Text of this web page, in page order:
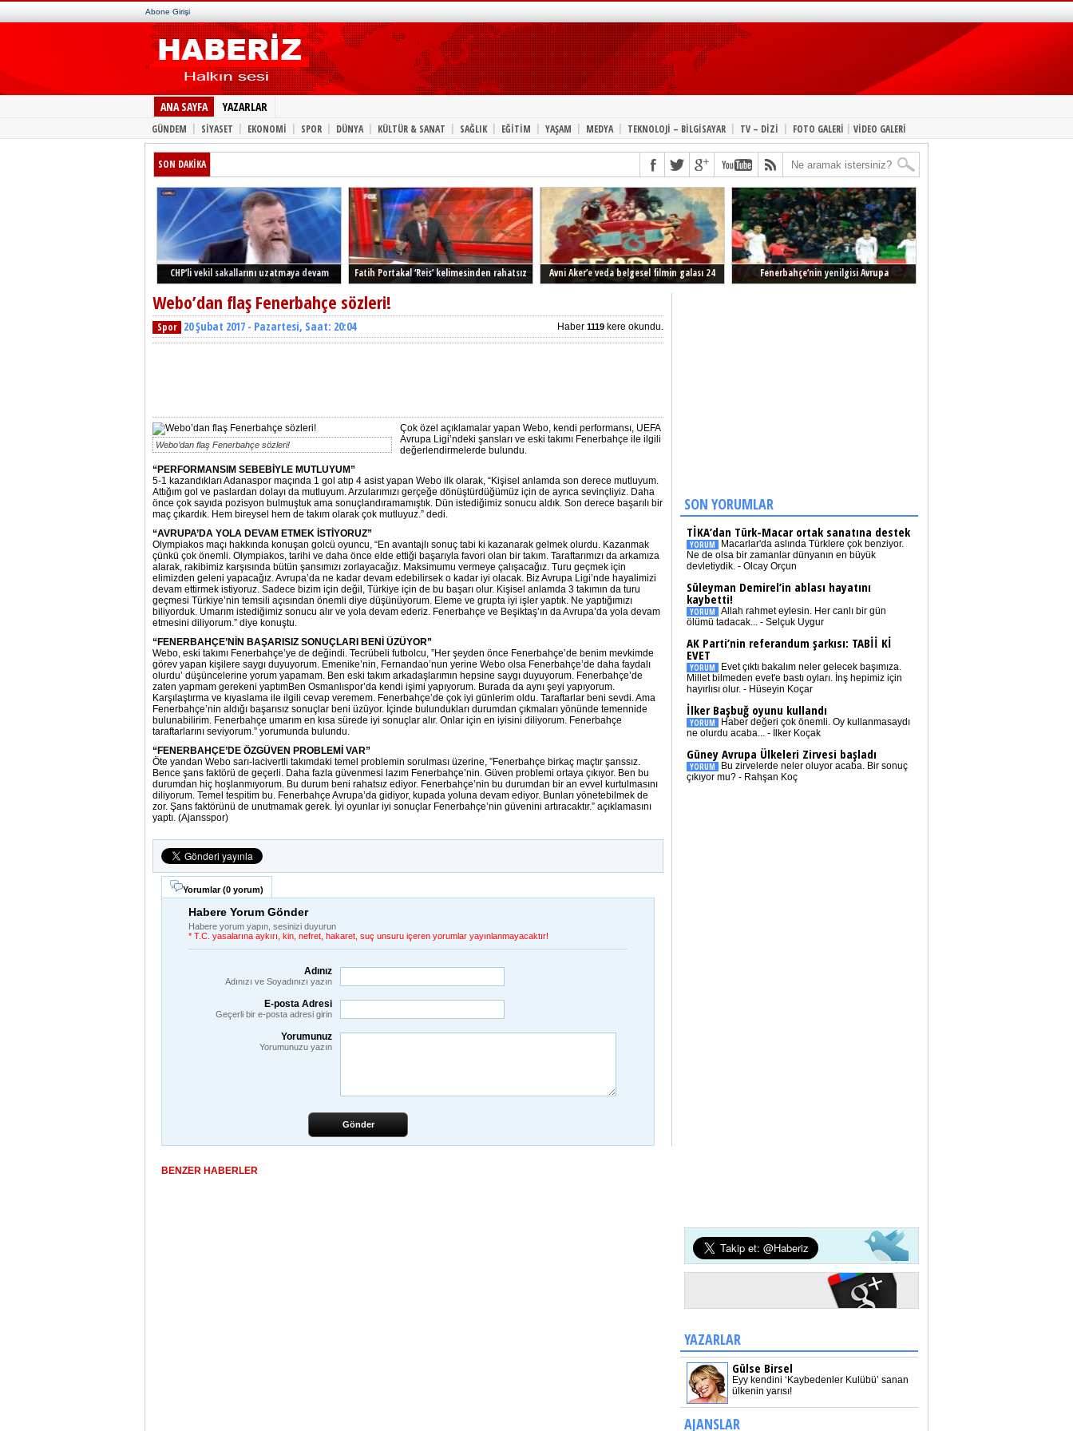
Abone Girişi
ANA SAYFA YAZARLAR
GÜNDEM | SİYASET | EKONOMİ | SPOR | DÜNYA | KÜLTÜR & SANAT | SAĞLIK | EĞİTİM | YAŞAM | MEDYA | TEKNOLOJİ – BİLGİSAYAR | TV – DİZİ | FOTO GALERİ | VİDEO GALERİ
SON DAKİKA
CHP’li vekil sakallarını uzatmaya devam
Fatih Portakal ‘Reis’ kelimesinden rahatsız
Avni Aker’e veda belgesel filmin galası 24
Fenerbahçe’nin yenilgisi Avrupa
Webo’dan flaş Fenerbahçe sözleri!
Spor 20 Şubat 2017 - Pazartesi, Saat: 20:04 Haber 1119 kere okundu.
Webo’dan flaş Fenerbahçe sözleri!
Çok özel açıklamalar yapan Webo, kendi performansı, UEFA
Avrupa Ligi’ndeki şansları ve eski takımı Fenerbahçe ile ilgili
değerlendirmelerde bulundu.
“PERFORMANSIM SEBEBİYLE MUTLUYUM”
5-1 kazandıkları Adanaspor maçında 1 gol atıp 4 asist yapan Webo ilk olarak, “Kişisel anlamda son derece mutluyum.
Attığım gol ve paslardan dolayı da mutluyum. Arzularımızı gerçeğe dönüştürdüğümüz için de ayrıca sevinçliyiz. Daha
önce çok sayıda pozisyon bulmuştuk ama sonuçlandıramamıştık. Dün istediğimiz sonucu aldık. Son derece başarılı bir
maç çıkardık. Hem bireysel hem de takım olarak çok mutluyuz.” dedi.
“AVRUPA’DA YOLA DEVAM ETMEK İSTİYORUZ”
Olympiakos maçı hakkında konuşan golcü oyuncu, “En avantajlı sonuç tabi ki kazanarak gelmek olurdu. Kazanmak
çünkü çok önemli. Olympiakos, tarihi ve daha önce elde ettiği başarıyla favori olan bir takım. Taraftarımızı da arkamıza
alarak, rakibimiz karşısında bütün şansımızı zorlayacağız. Maksimumu vermeye çalışacağız. Turu geçmek için
elimizden geleni yapacağız. Avrupa’da ne kadar devam edebilirsek o kadar iyi olacak. Biz Avrupa Ligi’nde hayalimizi
devam ettirmek istiyoruz. Sadece bizim için değil, Türkiye için de bu başarı olur. Kişisel anlamda 3 takımın da turu
geçmesi Türkiye’nin temsili açısından önemli diye düşünüyorum. Eleme ve grupta iyi işler yaptık. Ne yaptığımızı
biliyorduk. Umarım istediğimiz sonucu alır ve yola devam ederiz. Fenerbahçe ve Beşiktaş’ın da Avrupa’da yola devam
etmesini diliyorum.” diye konuştu.
“FENERBAHÇE’NİN BAŞARISIZ SONUÇLARI BENİ ÜZÜYOR”
Webo, eski takımı Fenerbahçe’ye de değindi. Tecrübeli futbolcu, ”Her şeyden önce Fenerbahçe’de benim mevkimde
görev yapan kişilere saygı duyuyorum. Emenike’nin, Fernandao’nun yerine Webo olsa Fenerbahçe’de daha faydalı
olurdu’ düşüncelerine yorum yapamam. Ben eski takım arkadaşlarımın hepsine saygı duyuyorum. Fenerbahçe’de
zaten yapmam gerekeni yaptımBen Osmanlıspor’da kendi işimi yapıyorum. Burada da aynı şeyi yapıyorum.
Karşılaştırma ve kıyaslama ile ilgili cevap veremem. Fenerbahçe’de çok iyi günlerim oldu. Taraftarlar beni sevdi. Ama
Fenerbahçe’nin aldığı başarısız sonuçlar beni üzüyor. İçinde bulundukları durumdan çıkmaları yönünde temennide
bulunabilirim. Fenerbahçe umarım en kısa sürede iyi sonuçlar alır. Onlar için en iyisini diliyorum. Fenerbahçe
taraftarlarını seviyorum.” yorumunda bulundu.
“FENERBAHÇE’DE ÖZGÜVEN PROBLEMİ VAR”
Öte yandan Webo sarı-lacivertli takımdaki temel problemin sorulması üzerine, ”Fenerbahçe birkaç maçtır şanssız.
Bence şans faktörü de geçerli. Daha fazla güvenmesi lazım Fenerbahçe’nin. Güven problemi ortaya çıkıyor. Ben bu
durumdan hiç hoşlanmıyorum. Bu durum beni rahatsız ediyor. Fenerbahçe’nin bu durumdan bir an evvel kurtulmasını
diliyorum. Temel tespitim bu. Fenerbahçe Avrupa’da gidiyor, kupada yoluna devam ediyor. Bunları yönetebilmek de
zor. Şans faktörünü de unutmamak gerek. İyi oyunlar iyi sonuçlar Fenerbahçe’nin güvenini artıracaktır.” açıklamasını
yaptı. (Ajansspor)
Yorumlar (0 yorum)
Habere Yorum Gönder
Habere yorum yapın, sesinizi duyurun
* T.C. yasalarına aykırı, kin, nefret, hakaret, suç unsuru içeren yorumlar yayınlanmayacaktır!
Adınız
Adınızı ve Soyadınızı yazın
E-posta Adresi
Geçerli bir e-posta adresi girin
Yorumunuz
Yorumunuzu yazın
Gönder
BENZER HABERLER
SON YORUMLAR
TİKA’dan Türk-Macar ortak sanatına destek
YORUM
Macarlar'da aslında Türklere çok benziyor.
Ne de olsa bir zamanlar dünyanın en büyük
devletiydik. - Olcay Orçun
Süleyman Demirel’in ablası hayatını
kaybetti!
YORUM Allah rahmet eylesin. Her canlı bir gün
ölümü tadacak... - Selçuk Uygur
AK Parti’nin referandum şarkısı: TABİİ Kİ
EVET
YORUM
Evet çıktı bakalım neler gelecek başımıza.
Millet bilmeden evet'e bastı oyları. İnş hepimiz için
hayırlısı olur. - Hüseyin Koçar
İlker Başbuğ oyunu kullandı
YORUM
Haber değeri çok önemli. Oy kullanmasaydı
ne olurdu acaba... - İlker Koçak
Güney Avrupa Ülkeleri Zirvesi başladı
YORUM
Bu zirvelerde neler oluyor acaba. Bir sonuç
çıkıyor mu? - Rahşan Koç
YAZARLAR
Gülse Birsel
Eyy kendini ‘Kaybedenler Kulübü’ sanan
ülkenin yarısı!
AJANSLAR